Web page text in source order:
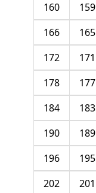
159
160
165
166
171
172
177
178
183
184
189
190
195
196
201
202